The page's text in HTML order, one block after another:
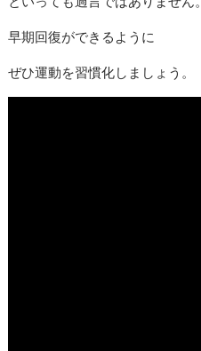
早期回復ができるように
ぜひ運動を習慣化しましょう。